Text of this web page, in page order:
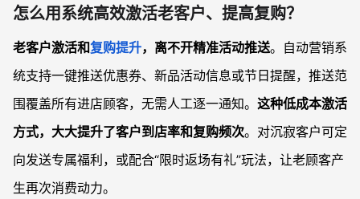
怎么用系统高效激活老客户、提高复购？
老客户激活和复购提升，离不开精准活动推送。自动营销系
统支持一键推送优惠券、新品活动信息或节日提醒，推送范
围覆盖所有进店顾客，无需人工逐一通知。 这种低成本激活
方式，大大提升了客户到店率和复购频次。对沉寂客户可定
向发送专属福利，或配合“限时返场有礼”玩法，让老顾客产
生再次消费动力。